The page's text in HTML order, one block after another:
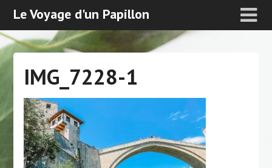
Le Voyage d'un Papillon
IMG_7228-1